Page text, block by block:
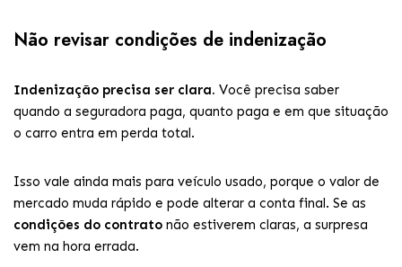
Não revisar condições de indenização
Indenização precisa ser clara. Você precisa saber
quando a seguradora paga, quanto paga e em que situação
o carro entra em perda total.
Isso vale ainda mais para veículo usado, porque o valor de
mercado muda rápido e pode alterar a conta final. Se as
condições do contrato não estiverem claras, a surpresa
vem na hora errada.